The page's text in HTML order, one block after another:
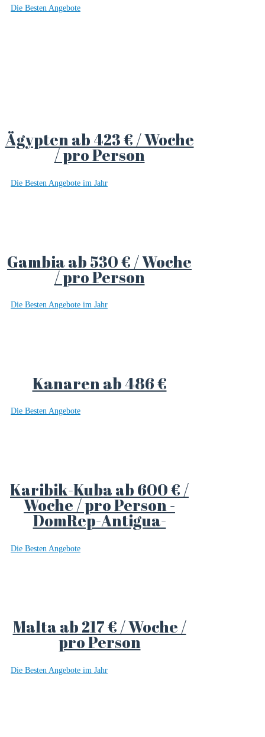
Die Besten Angebote
Ägypten ab 423 € / Woche
/ pro Person
Die Besten Angebote im Jahr
Gambia ab 530 € / Woche
/ pro Person
Die Besten Angebote im Jahr
Kanaren ab 486 €
Die Besten Angebote
Karibik-Kuba ab 600 € /
Woche / pro Person -
DomRep-Antigua-
Die Besten Angebote
Malta ab 217 € / Woche /
pro Person
Die Besten Angebote im Jahr